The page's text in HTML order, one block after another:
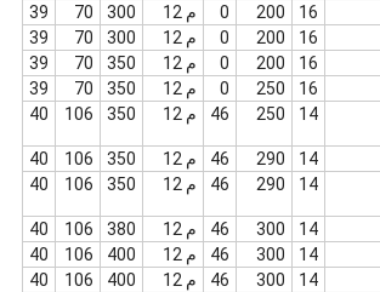
16
200
0 م 12 300
70
39
16
200
0 م 12 300
70
39
16
200
0 م 12 350
70
39
16
250
0 م 12 350
70
39
14
250
46 م 12 350
106
40
14
290
46 م 12 350
106
40
14
290
46 م 12 350
106
40
14
300
46 م 12 380
106
40
14
300
46 م 12 400
106
40
14
300
46 م 12 400
106
40